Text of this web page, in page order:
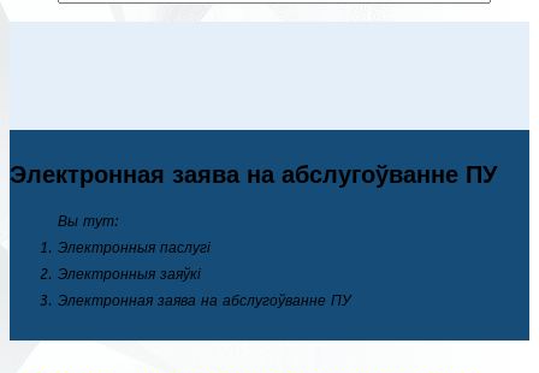
Электронная заява на абслугоўванне ПУ
Вы тут:
Электронныя паслугі
Электронныя заяўкі
Электронная заява на абслугоўванне ПУ